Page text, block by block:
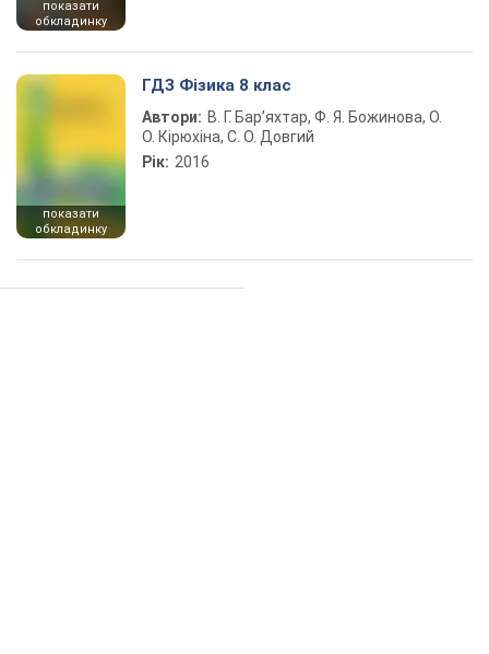
показати
обкладинку
показати
обкладинку
ГДЗ Фізика 8 клас
Автори: В. Г. Бар’яхтар, Ф. Я. Божинова, О.
О. Кірюхіна, С. О. Довгий
Рік: 2016